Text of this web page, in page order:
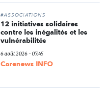
#ASSOCIATIONS
12 initiatives solidaires
contre les inégalités et les
vulnérabilités
6 août 2026 - 07:45
Carenews INFO